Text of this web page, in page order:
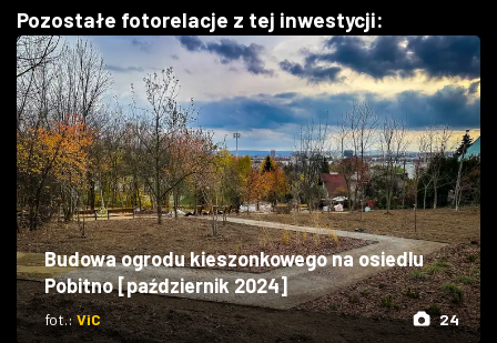
Pozostałe fotorelacje z tej inwestycji:
Budowa ogrodu kieszonkowego na osiedlu
Pobitno [październik 2024]
fot.:ViC 24